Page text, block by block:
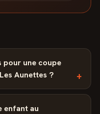
pour une coupe
Aunettes ?
enfant au